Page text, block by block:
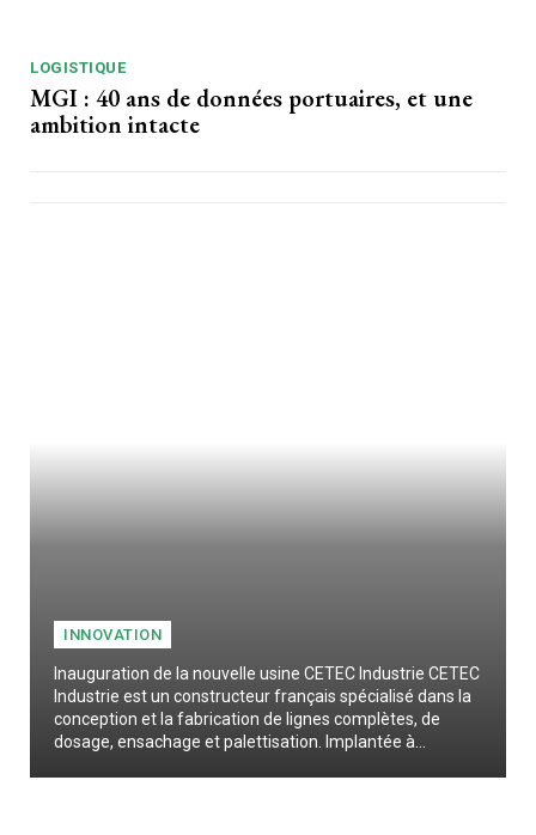
LOGISTIQUE
MGI : 40 ans de données portuaires, et une
ambition intacte
INNOVATION
Inauguration de la nouvelle usine CETEC Industrie CETEC
Industrie est un constructeur français spécialisé dans la
conception et la fabrication de lignes complètes, de
dosage, ensachage et palettisation. Implantée à...